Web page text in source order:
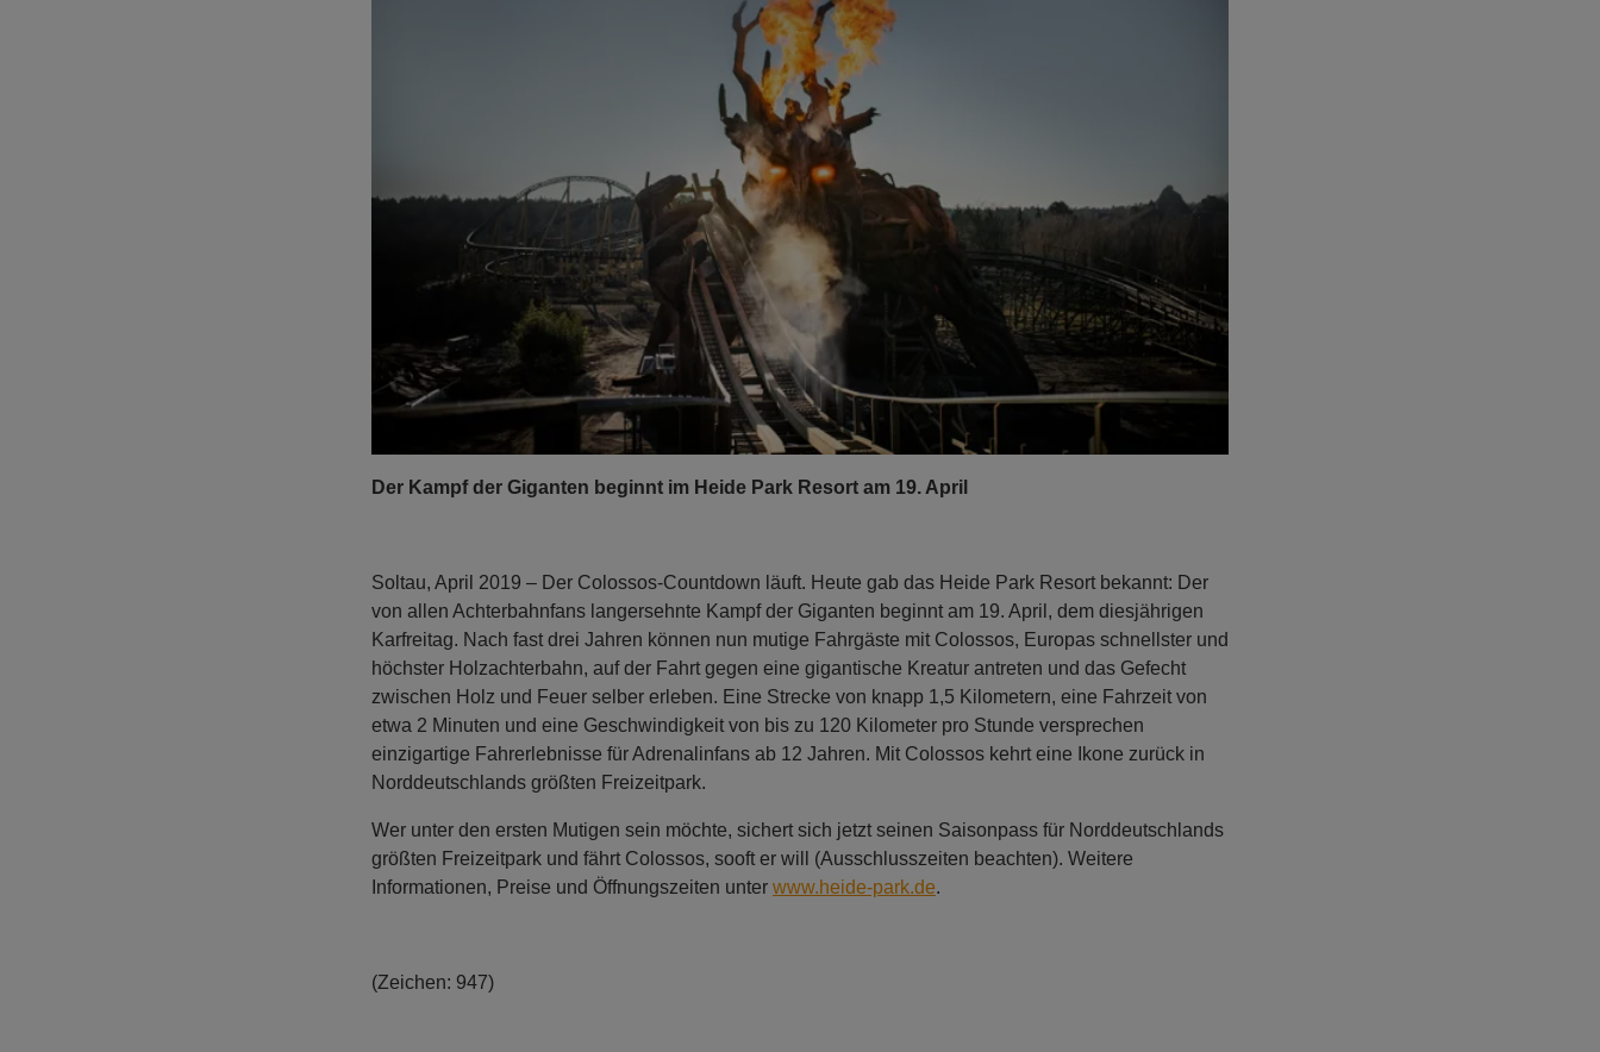
Der Kampf der Giganten beginnt im Heide Park Resort am 19. April
Soltau, April 2019 – Der Colossos-Countdown läuft. Heute gab das Heide Park Resort bekannt: Der
von allen Achterbahnfans langersehnte Kampf der Giganten beginnt am 19. April, dem diesjährigen
Karfreitag. Nach fast drei Jahren können nun mutige Fahrgäste mit Colossos, Europas schnellster und
höchster Holzachterbahn, auf der Fahrt gegen eine gigantische Kreatur antreten und das Gefecht
zwischen Holz und Feuer selber erleben. Eine Strecke von knapp 1,5 Kilometern, eine Fahrzeit von
etwa 2 Minuten und eine Geschwindigkeit von bis zu 120 Kilometer pro Stunde versprechen
einzigartige Fahrerlebnisse für Adrenalinfans ab 12 Jahren. Mit Colossos kehrt eine Ikone zurück in
Norddeutschlands größten Freizeitpark.
Wer unter den ersten Mutigen sein möchte, sichert sich jetzt seinen Saisonpass für Norddeutschlands
größten Freizeitpark und fährt Colossos, sooft er will (Ausschlusszeiten beachten). Weitere
Informationen, Preise und Öffnungszeiten unter www.heide-park.de.
(Zeichen: 947)